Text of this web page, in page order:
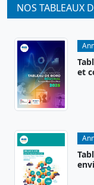
NOS TABLEAUX
et